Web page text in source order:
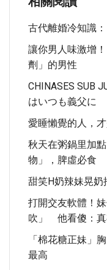
古代離婚冷知識
讓你男人味激增
劑」的男性
CHINASES SUB
はいつも義父に
愛睡懶覺的人，
秋天在粥鍋里加
物」，脾虛必食
甜笑H奶辣妹晃奶
打開交友軟體！
吹」 他看傻：真
「棉花糖正妹」
最高